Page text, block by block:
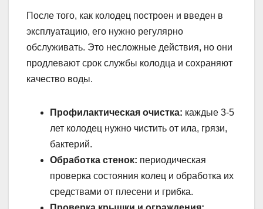
После того, как колодец построен и введен в
эксплуатацию, его нужно регулярно
обслуживать. Это несложные действия, но они
продлевают срок службы колодца и сохраняют
качество воды.
Профилактическая очистка: каждые 3-5
лет колодец нужно чистить от ила, грязи,
бактерий.
Обработка стенок: периодическая
проверка состояния колец и обработка их
средствами от плесени и грибка.